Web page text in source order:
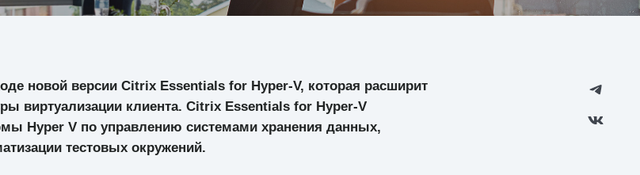
новой версии Citrix Essentials for Hyper-V, которая расширит
виртуализации клиента. Citrix Essentials for Hyper-V
Hyper V по управлению системами хранения данных,
тестовых окружений.